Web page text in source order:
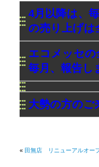
4月以降は、
の売り上げは
エコメッセの
毎月、報告し
大勢の方のご
« 田無店 リニューアルオー